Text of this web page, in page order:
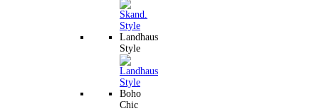
Landhaus
Style
Boho
Chic